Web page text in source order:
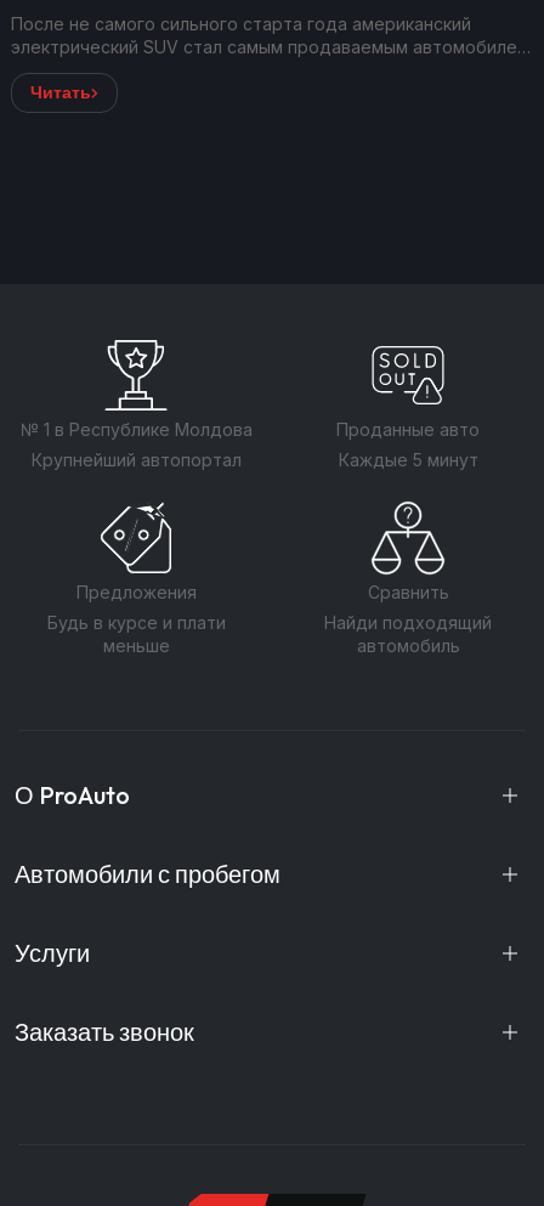
После не самого сильного старта года американский
электрический SUV стал самым продаваемым автомобилем
в Европе в марте,...
Читать
№ 1 в Республике Молдова
Крупнейший автопортал
Проданные авто
Каждые 5 минут
Предложения
Будь в курсе и плати
меньше
Сравнить
Найди подходящий
автомобиль
О ProAuto
Автомобили с пробегом
Услуги
Заказать звонок